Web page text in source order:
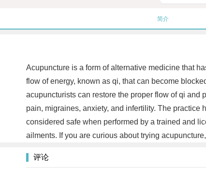
简介
Acupuncture is a form of alternative medicine that
flow of energy, known as qi, that can become
acupuncturists can restore the proper flow of qi
pain, migraines, anxiety, and infertility. The
considered safe when performed by a trained and
ailments. If you are curious about trying
评论